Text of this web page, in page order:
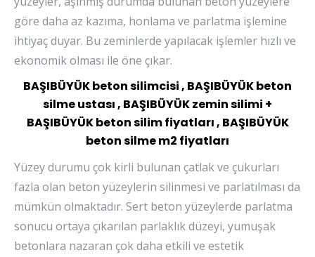
göre daha az kazıma, honlama ve parlatma işlemine
ihtiyaç duyar. Bu zeminlerde yapılacak işlemler hızlı ve
ekonomik olması ile öne çıkar.
BAŞIBÜYÜK beton silimcisi , BAŞIBÜYÜK beton
silme ustası , BAŞIBÜYÜK zemin silimi +
BAŞIBÜYÜK beton silim fiyatları , BAŞIBÜYÜK
beton silme m2 fiyatları
Yüzey durumu çok kirli bulunan çatlak ve çukurları
fazla olan beton yüzeylerin silinmesi ve parlatılması da
mümkün olmaktadır. Sert beton yüzeylerde parlatma
sonucu ortaya çıkarılan parlaklık düzeyi, yumuşak
betonlara nazaran çok daha etkili ve estetik